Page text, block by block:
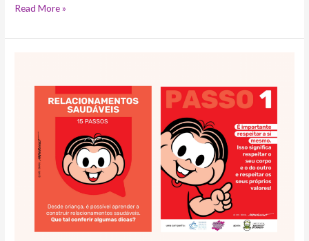
Read More »
Mônica
orientações
sobre
relacionamentos
saudáveis